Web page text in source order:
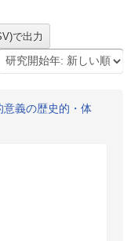
意義の歴史的・体